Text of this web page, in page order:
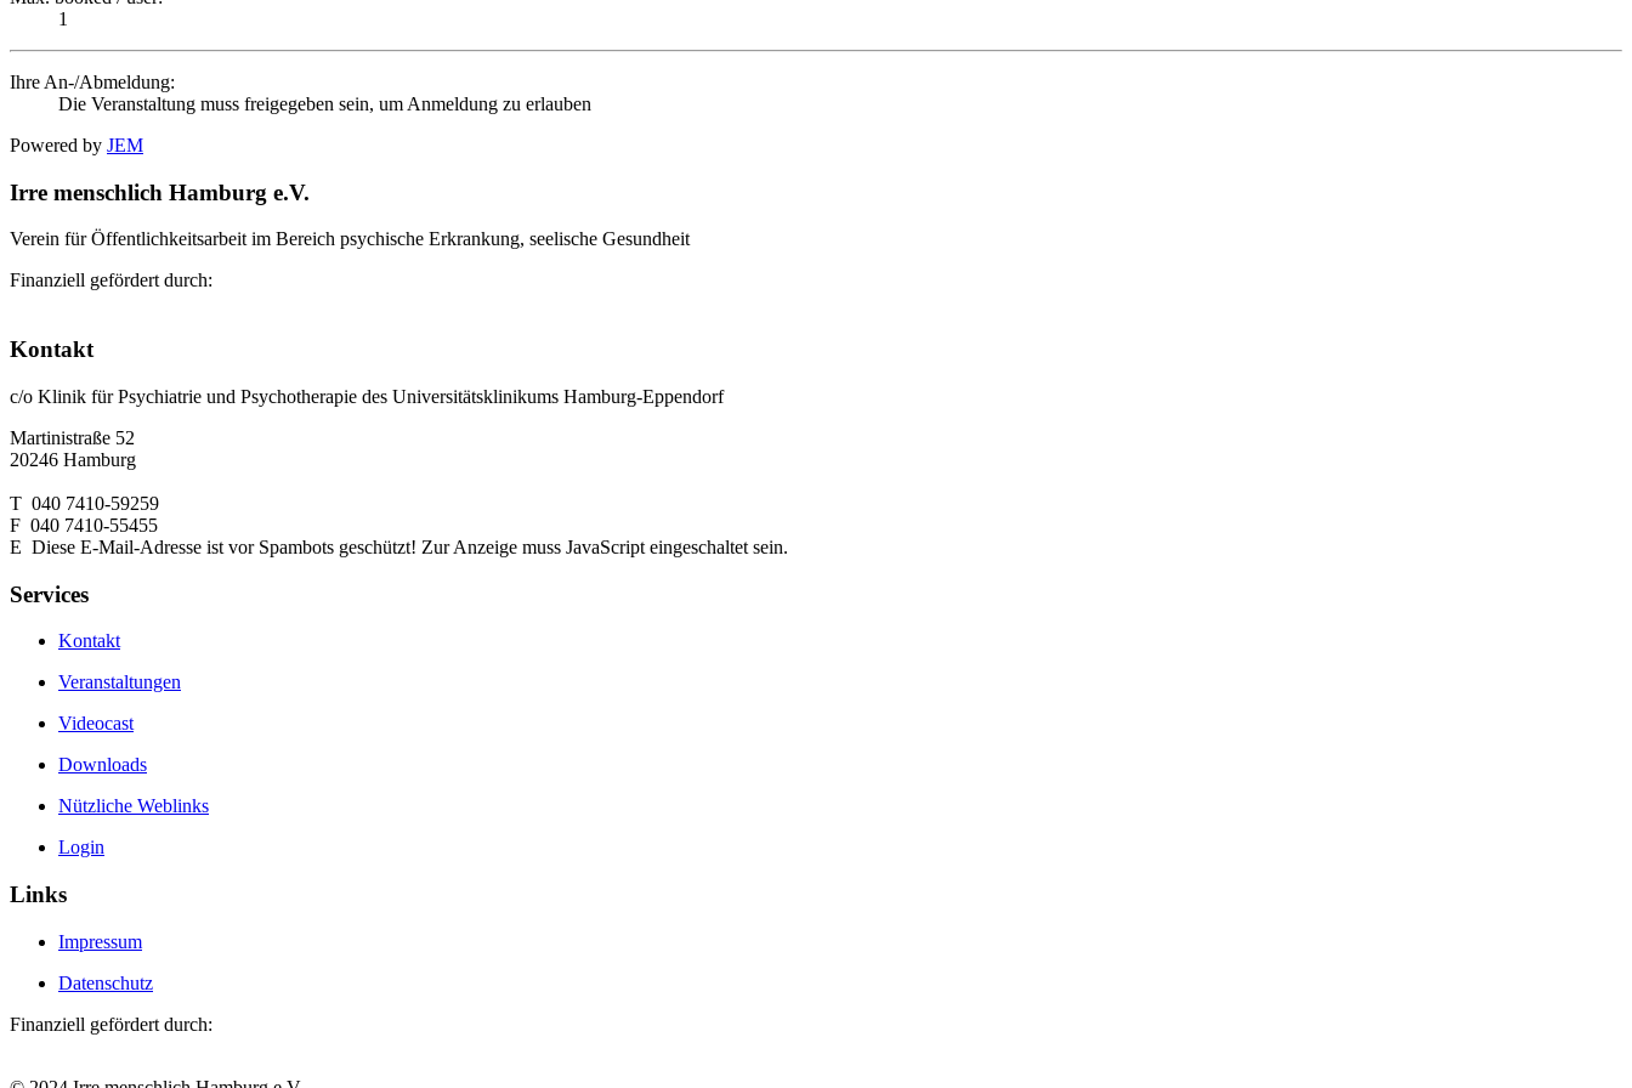
1
Ihre An-/Abmeldung:
Die Veranstaltung muss freigegeben sein, um Anmeldung zu erlauben
Powered by JEM
Irre menschlich Hamburg e.V.
Verein für Öffentlichkeitsarbeit im Bereich psychische Erkrankung, seelische Gesundheit
Finanziell gefördert durch:
Kontakt
c/o Klinik für Psychiatrie und Psychotherapie des Universitätsklinikums Hamburg-Eppendorf
Martinistraße 52
20246 Hamburg
T 040 7410-59259
F 040 7410-55455
E Diese E-Mail-Adresse ist vor Spambots geschützt! Zur Anzeige muss JavaScript eingeschaltet sein.
Services
Kontakt
Veranstaltungen
Videocast
Downloads
Nützliche Weblinks
Login
Links
Impressum
Datenschutz
Finanziell gefördert durch: